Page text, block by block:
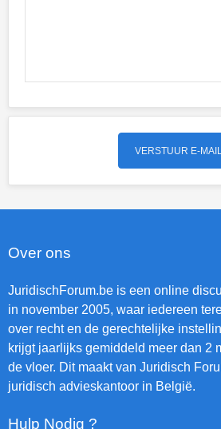
Over ons
JuridischForum.be is een online
in november 2005, waar iedereen
over recht en de gerechtelijke
krijgt jaarlijks gemiddeld meer dan 2
de vloer. Dit maakt van Juridisch
juridisch advieskantoor in België.
Hulp Nodig ?